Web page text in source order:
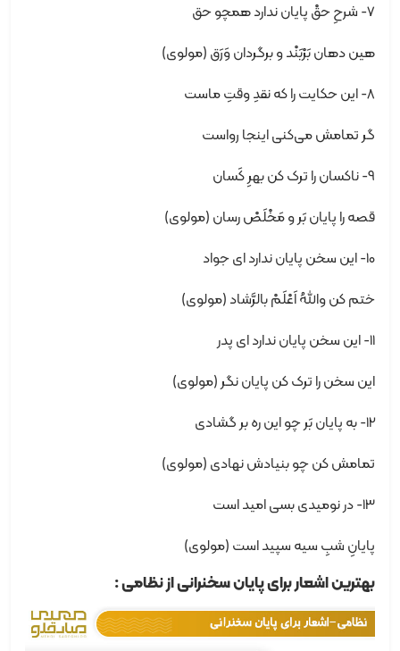
7- شرحِ حقْ پایان ندارد همچو حق
هین دهان بَرْبَنْد و برگردان وَرَق (مولوی)
8- این حکایت را که نقدِ وقتِ ماست
گر تمامش می‌کنی اینجا رواست
9- ناکسان را ترک کن بهرِ کَسان
قصه را پایان بَر و مَخْلَصْ رسان (مولوی)
10- این سخن پایان ندارد ای جواد
ختم کن واللهُ اَعْلَمْ بالرَّشاد (مولوی)
11- این سخن پایان ندارد ای پدر
این سخن را ترک کن پایان نگر (مولوی)
12- به پایان بَر چو این ره بر گشادی
تمامش کن چو بنیادش نهادی (مولوی)
13- در نومیدی بسی امید است
پایانِ شبِ سیه سپید است (مولوی)
بهترین اشعار برای پایان سخنرانی از نظامی :